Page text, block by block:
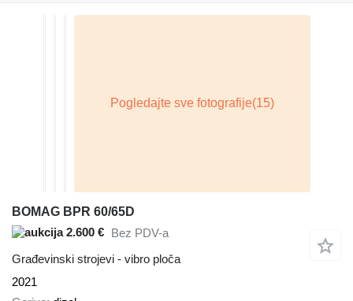
BOMAG BPR 60/65D
2.600 € Bez PDV-a
Građevinski strojevi - vibro ploča
2021